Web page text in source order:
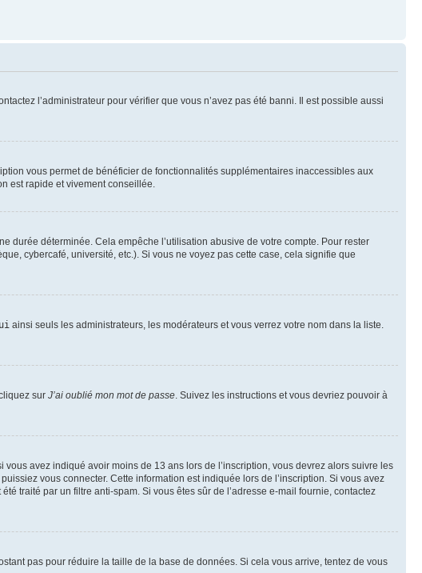
l’administrateur pour vérifier que vous n’avez pas été banni. Il est possible aussi
vous permet de bénéficier de fonctionnalités supplémentaires inaccessibles aux
est rapide et vivement conseillée.
durée déterminée. Cela empêche l’utilisation abusive de votre compte. Pour rester
cybercafé, université, etc.). Si vous ne voyez pas cette case, cela signifie que
ainsi seuls les administrateurs, les modérateurs et vous verrez votre nom dans la liste.
sur J’ai oublié mon mot de passe. Suivez les instructions et vous devriez pouvoir à
avez indiqué avoir moins de 13 ans lors de l’inscription, vous devrez alors suivre les
vous connecter. Cette information est indiquée lors de l’inscription. Si vous avez
traité par un filtre anti-spam. Si vous êtes sûr de l’adresse e-mail fournie, contactez
pas pour réduire la taille de la base de données. Si cela vous arrive, tentez de vous